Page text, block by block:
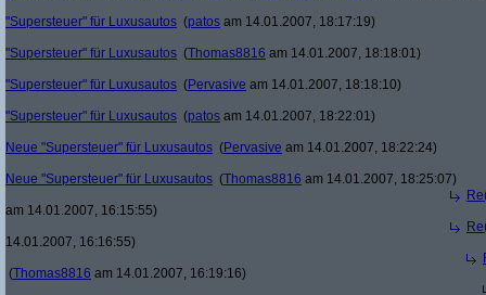
"Supersteuer" für Luxusautos (patos am 14.01.2007, 18:17:19)
"Supersteuer" für Luxusautos (Thomas8816 am 14.01.2007, 18:18:01)
"Supersteuer" für Luxusautos (Pervasive am 14.01.2007, 18:18:10)
"Supersteuer" für Luxusautos (patos am 14.01.2007, 18:22:01)
Neue "Supersteuer" für Luxusautos (Pervasive am 14.01.2007, 18:22:24)
Neue "Supersteuer" für Luxusautos (Thomas8816 am 14.01.2007, 18:25:07)
am 14.01.2007, 16:15:55)
14.01.2007, 16:16:55)
(Thomas8816 am 14.01.2007, 16:19:16)